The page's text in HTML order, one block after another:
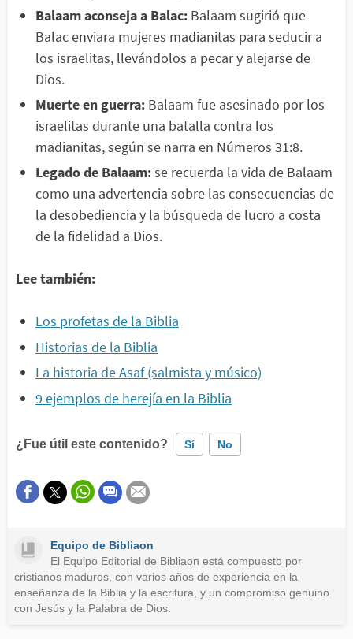
Balaam aconseja a Balac: Balaam sugirió que
Balac enviara mujeres madianitas para seducir a
los israelitas, llevándolos a pecar y alejarse de
Dios.
Muerte en guerra: Balaam fue asesinado por los
israelitas durante una batalla contra los
madianitas, según se narra en Números 31:8.
Legado de Balaam:se recuerda la vida de Balaam
como una advertencia sobre las consecuencias de
la desobediencia y la búsqueda de lucro a costa
de la fidelidad a Dios.
Lee también:
Los profetas de la Biblia
Historias de la Biblia
La historia de Asaf (salmista y músico)
9 ejemplos de herejía en la Biblia
¿Fue útil este contenido? Sí No
Este contenido contiene información incorrecta
Otro
Equipo de Bibliaon
El Equipo Editorial de Bibliaon está compuesto por
cristianos maduros, con varios años de experiencia en la
enseñanza de la Biblia y la escritura, y un compromiso genuino
con Jesús y la Palabra de Dios.